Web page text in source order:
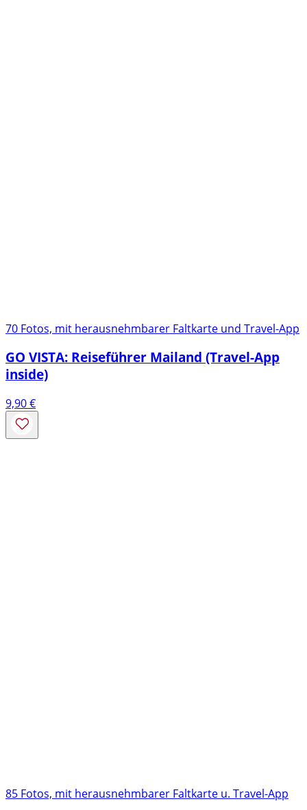
70 Fotos, mit herausnehmbarer Faltkarte und Travel-App
GO VISTA: Reiseführer Mailand (Travel-App
inside)
9,90€
85 Fotos, mit herausnehmbarer Faltkarte u. Travel-App